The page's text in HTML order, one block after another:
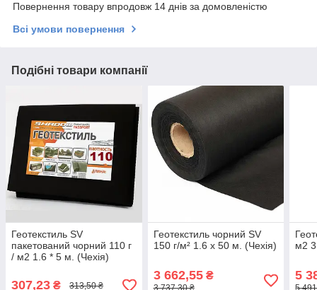
Повернення товару впродовж 14 днів за домовленістю
Всі умови повернення
Подібні товари компанії
Геотекстиль SV
пакетований чорний 110 г
/ м2 1.6 * 5 м. (Чехія)
307,23 ₴ 313,50 ₴
Геотекстиль чорний SV
150 г/м² 1.6 x 50 м. (Чехія)
3 662,55₴
3 737,30 ₴
м2
5
5